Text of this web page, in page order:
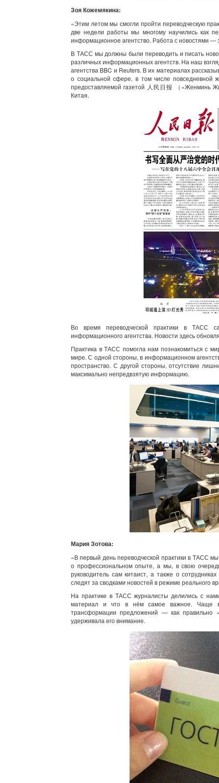
Зоя Кожемякина:
«Этим летом мы смогли пройти переводческую
две недели работы мы многому научились как
информационное агентство. Работа с новостями —
В ТАСС мы должны были переводить и писать
различных информационных агентств. На наш
агентства BBC и Reuters. В их материалах
о социальной сфере, в том числе
предоставляемой газетой 人民日报 （«Женминь
Китая.
Во время переводческой практики в ТАСС
информационного агентства. Новости здесь
Практика в ТАСС помогла нам познакомиться с
мире. С одной стороны, в информационном
пространство. С другой стороны, отсутствие
максимально непредвзятую информацию.
Мария Зотова:
«В первый день переводческой практики в ТАСС
о профессиональном опыте, а мы, в свою
руководитель сам китаист, а также о
следят за сводками новостей в режиме
На практике в ТАСС журналисты делились с
материал и что в нём самое важное. Чаще
трансформации предложений — как правильно
удерживала его внимание.